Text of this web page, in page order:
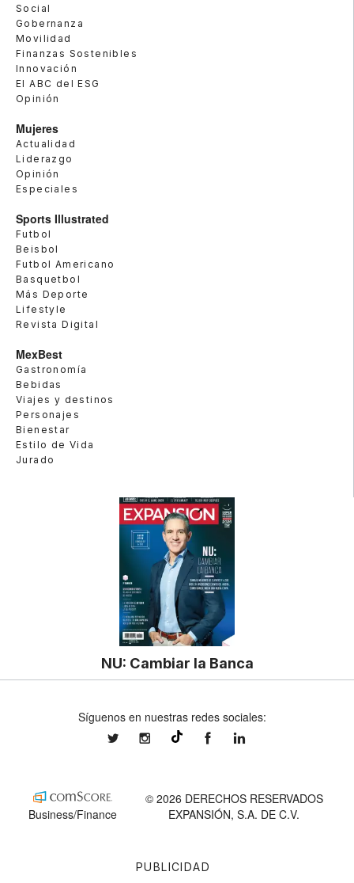
Social
Gobernanza
Movilidad
Finanzas Sostenibles
Innovación
El ABC del ESG
Opinión
Mujeres
Actualidad
Liderazgo
Opinión
Especiales
Sports Illustrated
Futbol
Beisbol
Futbol Americano
Basquetbol
Más Deporte
Lifestyle
Revista Digital
MexBest
Gastronomía
Bebidas
Viajes y destinos
Personajes
Bienestar
Estilo de Vida
Jurado
NU: Cambiar la Banca
PUBLICIDAD
Síguenos en nuestras redes sociales:
expansionmxexpansionmx ExpansionMex
Business/Finance
© 2026 DERECHOS RESERVADOS
EXPANSIÓN, S.A. DE C.V.